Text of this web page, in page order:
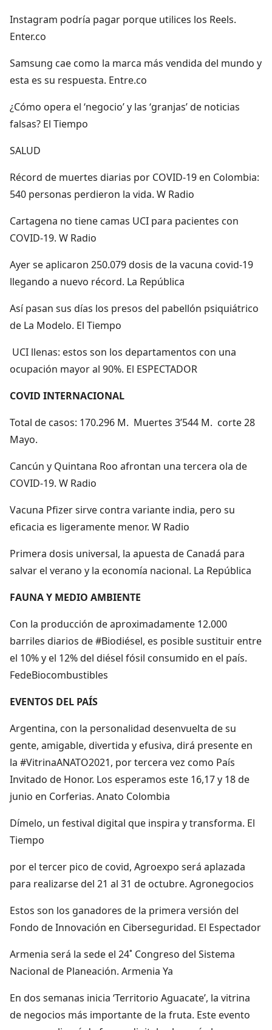
Instagram podría pagar porque utilices los Reels.
Enter.co
Samsung cae como la marca más vendida del mundo y
esta es su respuesta. Entre.co
¿Cómo opera el ‘negocio’ y las ‘granjas’ de noticias
falsas? El Tiempo
SALUD
Récord de muertes diarias por COVID-19 en Colombia:
540 personas perdieron la vida. W Radio
Cartagena no tiene camas UCI para pacientes con
COVID-19. W Radio
Ayer se aplicaron 250.079 dosis de la vacuna covid-19
llegando a nuevo récord. La República
Así pasan sus días los presos del pabellón psiquiátrico
de La Modelo. El Tiempo
UCI llenas: estos son los departamentos con una
ocupación mayor al 90%. El ESPECTADOR
COVID INTERNACIONAL
Total de casos: 170.296 M. Muertes 3’544 M. corte 28
Mayo.
Cancún y Quintana Roo afrontan una tercera ola de
COVID-19. W Radio
Vacuna Pfizer sirve contra variante india, pero su
eficacia es ligeramente menor. W Radio
Primera dosis universal, la apuesta de Canadá para
salvar el verano y la economía nacional. La República
FAUNA Y MEDIO AMBIENTE
Con la producción de aproximadamente 12.000
barriles diarios de #Biodiésel, es posible sustituir entre
el 10% y el 12% del diésel fósil consumido en el país.
FedeBiocombustibles
EVENTOS DEL PAÍS
Argentina, con la personalidad desenvuelta de su
gente, amigable, divertida y efusiva, dirá presente en
la #VitrinaANATO2021, por tercera vez como País
Invitado de Honor. Los esperamos este 16,17 y 18 de
junio en Corferias. Anato Colombia
Dímelo, un festival digital que inspira y transforma. El
Tiempo
por el tercer pico de covid, Agroexpo será aplazada
para realizarse del 21 al 31 de octubre. Agronegocios
Estos son los ganadores de la primera versión del
Fondo de Innovación en Ciberseguridad. El Espectador
Armenia será la sede el 24˚ Congreso del Sistema
Nacional de Planeación. Armenia Ya
En dos semanas inicia ‘Territorio Aguacate’, la vitrina
de negocios más importante de la fruta. Este evento